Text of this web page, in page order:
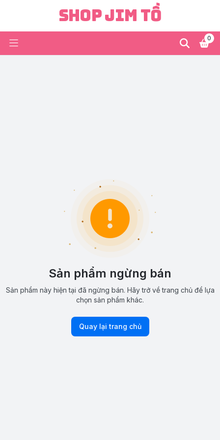
Shop Jim Tồ
0
Sản phẩm ngừng bán
Sản phẩm này hiện tại đã ngừng bán. Hãy trở về trang chủ để lựa
chọn sản phẩm khác.
Quay lại trang chủ